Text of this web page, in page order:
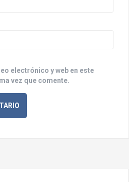
electrónico y web en este
vez que comente.